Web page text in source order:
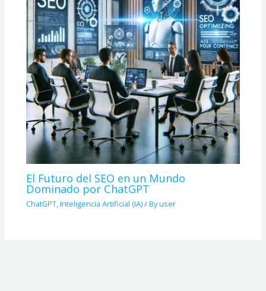
El Futuro del SEO en un Mundo
Dominado por ChatGPT
ChatGPT,Inteligencia Artificial (IA)/ Byuser